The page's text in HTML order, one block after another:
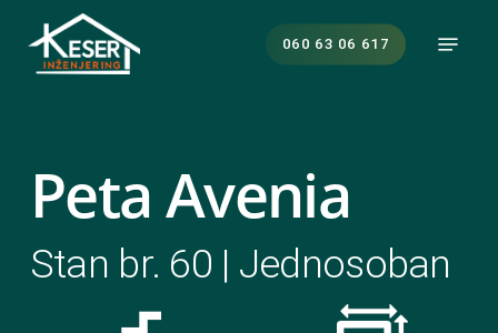
main
060 63 06 617
Peta Avenia
Stan br. 60 | Jednosoban